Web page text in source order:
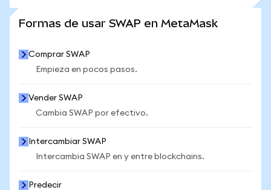
Formas de usar SWAP en MetaMask
Comprar SWAP
Empieza en pocos pasos.
Vender SWAP
Cambia SWAP por efectivo.
Intercambiar SWAP
Intercambia SWAP en y entre blockchains.
Predecir